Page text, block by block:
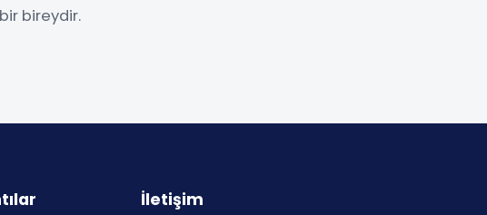
bireydir.
İletişim